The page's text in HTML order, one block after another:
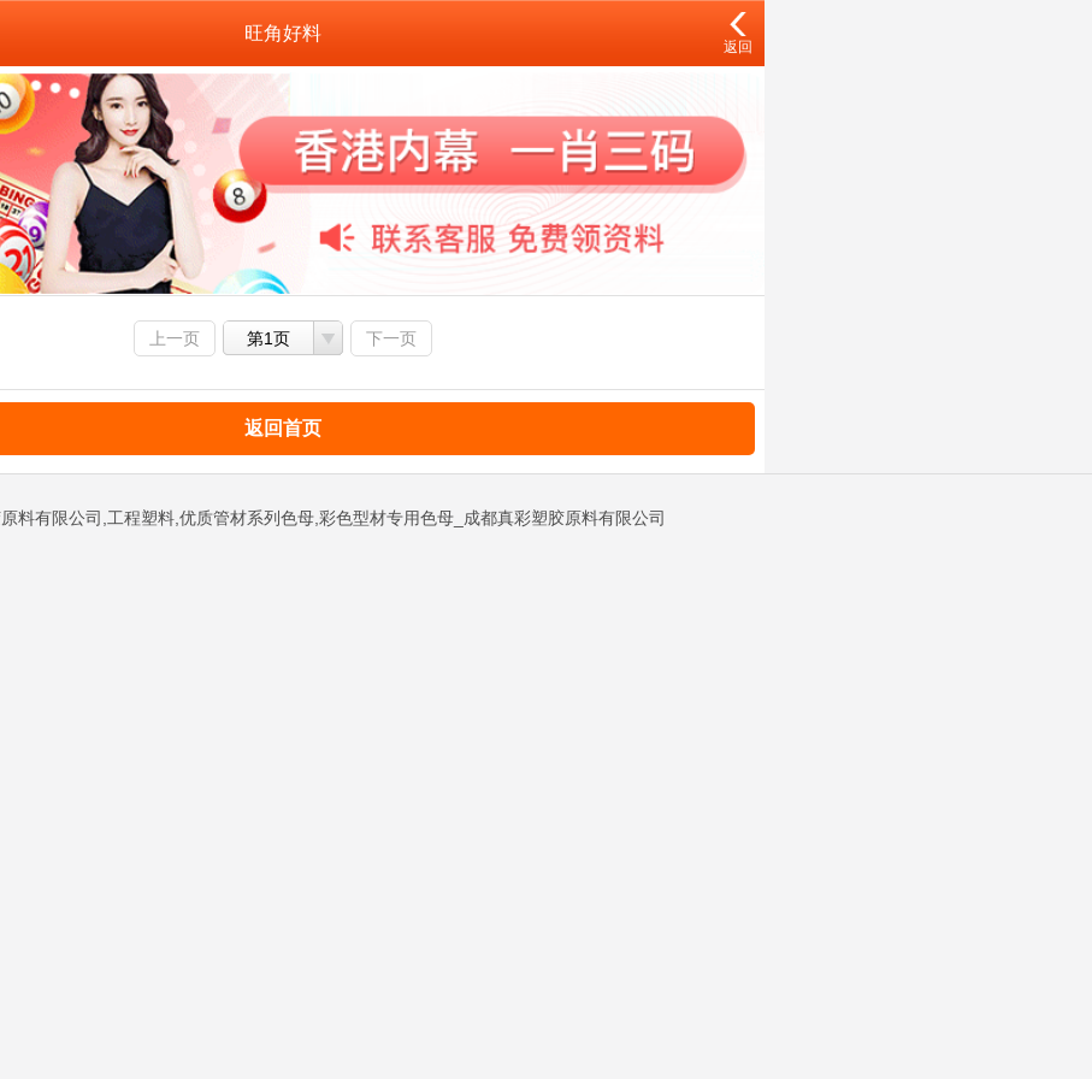
旺角好料
返回
上一页 第1页 下一页
返回首页
料有限公司,工程塑料,优质管材系列色母,彩色型材专用色母_成都真彩塑胶原料有限公司